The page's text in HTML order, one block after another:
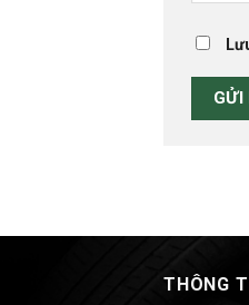
THÔNG